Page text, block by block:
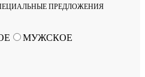
ПРЕДЛОЖЕНИЯ
МУЖСКОЕ